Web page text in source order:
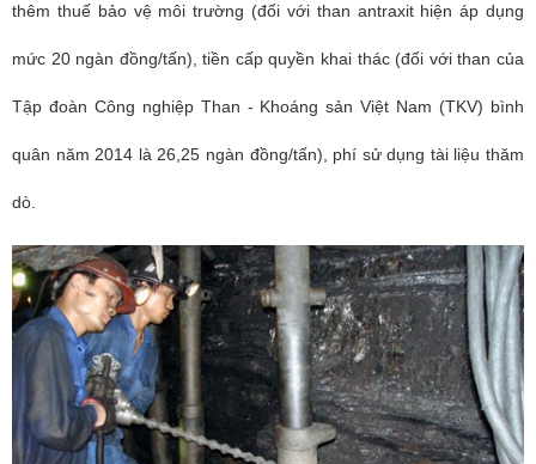
thêm thuế bảo vệ môi trường (đối với than antraxit hiện áp dụng
mức 20 ngàn đồng/tấn), tiền cấp quyền khai thác (đối với than của
Tập đoàn Công nghiệp Than - Khoáng sản Việt Nam (TKV) bình
quân năm 2014 là 26,25 ngàn đồng/tấn), phí sử dụng tài liệu thăm
dò.